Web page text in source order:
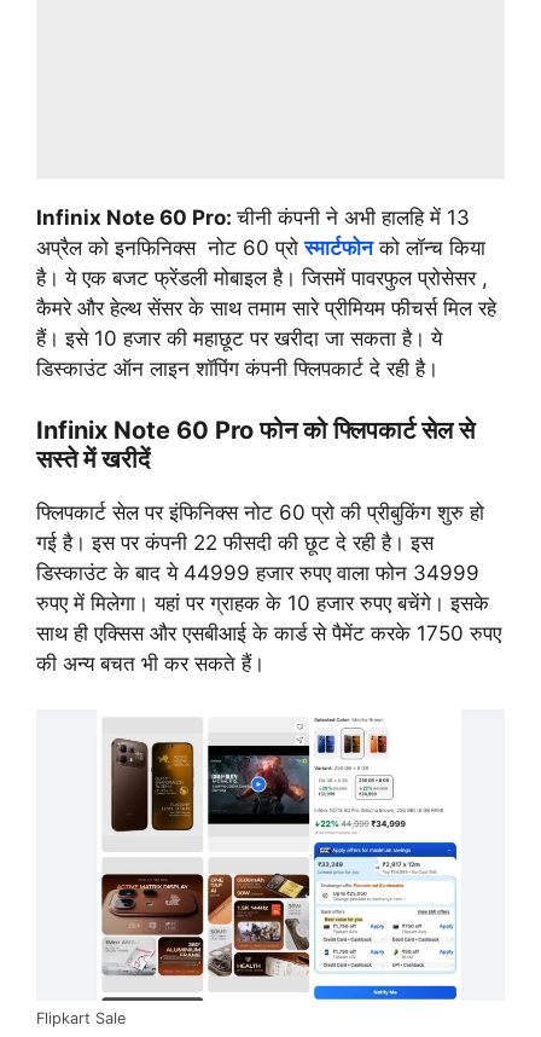
Infinix Note 60 Pro:चीनी कंपनी ने अभी हालहि में 13
अप्रैल को इनफिनिक्स नोट 60 प्रोस्मार्टफोनको लॉन्च किया
है। ये एक बजट फ्रेंडली मोबाइल है। जिसमें पावरफुल प्रोसेसर ,
कैमरे और हेल्थ सेंसर के साथ तमाम सारे प्रीमियम फीचर्स मिल रहे
हैं। इसे 10 हजार की महाछूट पर खरीदा जा सकता है। ये
डिस्काउंट ऑन लाइन शॉपिंग कंपनी फ्लिपकार्ट दे रही है।
Infinix Note 60 Pro फोन को फ्लिपकार्ट सेल से
सस्ते में खरीदें
फ्लिपकार्ट सेल पर इंफिनिक्स नोट 60 प्रो की प्रीबुकिंग शुरु हो
गई है। इस पर कंपनी 22 फीसदी की छूट दे रही है। इस
डिस्काउंट के बाद ये 44999 हजार रुपए वाला फोन 34999
रुपए में मिलेगा। यहां पर ग्राहक के 10 हजार रुपए बचेंगे। इसके
साथ ही एक्सिस और एसबीआई के कार्ड से पैमेंट करके 1750 रुपए
की अन्य बचत भी कर सकते हैं।
Flipkart Sale